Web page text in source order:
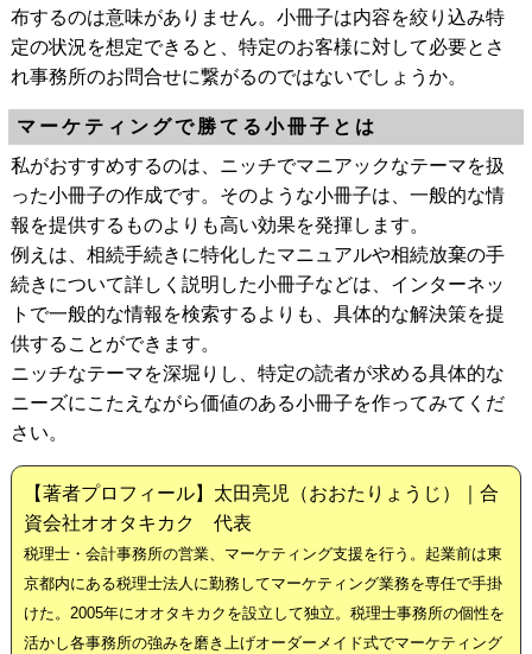
布するのは意味がありません。小冊子は内容を絞り込み特
定の状況を想定できると、特定のお客様に対して必要とさ
れ事務所のお問合せに繋がるのではないでしょうか。
マーケティングで勝てる小冊子とは
私がおすすめするのは、ニッチでマニアックなテーマを扱
った小冊子の作成です。そのような小冊子は、一般的な情
報を提供するものよりも高い効果を発揮します。
例えは、相続手続きに特化したマニュアルや相続放棄の手
続きについて詳しく説明した小冊子などは、インターネッ
トで一般的な情報を検索するよりも、具体的な解決策を提
供することができます。
ニッチなテーマを深堀りし、特定の読者が求める具体的な
ニーズにこたえながら価値のある小冊子を作ってみてくだ
さい。
【著者プロフィール】太田亮児（おおたりょうじ）｜合
資会社オオタキカク 代表
税理士・会計事務所の営業、マーケティング支援を行う。起業前は東
京都内にある税理士法人に勤務してマーケティング業務を専任で手掛
けた。2005年にオオタキカクを設立して独立。税理士事務所の個性を
活かし各事務所の強みを磨き上げオーダーメイド式でマーケティング